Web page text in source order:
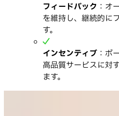
フィードバック ：オ
を維持し、継続的に
す。
インセンティブ ：ボ
高品質サービスに対
ます。